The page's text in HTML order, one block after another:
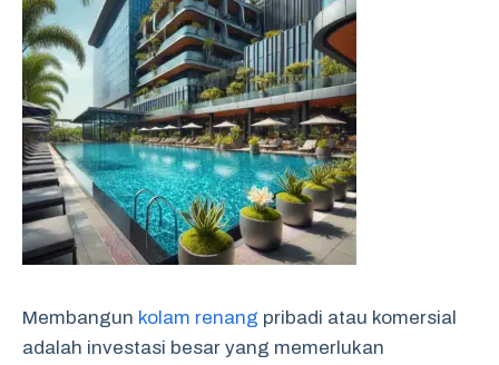
Membangun kolam renang pribadi atau komersial
adalah investasi besar yang memerlukan